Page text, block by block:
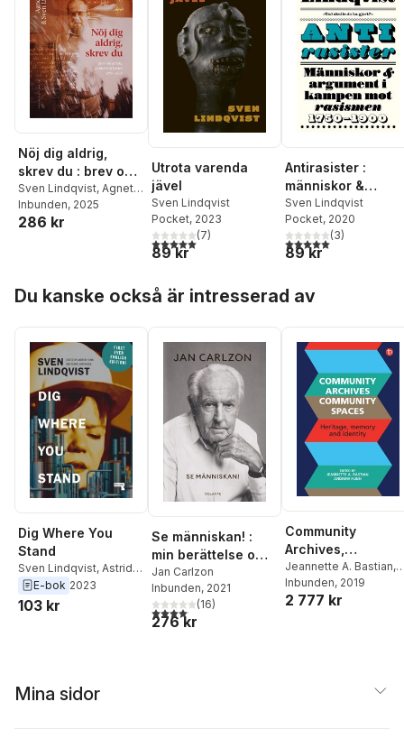
Nöj dig aldrig,
skrev du : brev om
arbete, samhälle
och kärlek 1978-
1986
Sven Lindqvist, Agneta
Stark
Inbunden, 2025
286 kr
Utrota varenda
jävel
Sven Lindqvist
Pocket, 2023
5,0utav 5 stjärnor. Totalt antal röster:
(7)
89 kr
Antirasister :
människor &
argument i
mot rasismen
1900
Sven Lindqvist
Pocket, 2020
5,0utav 5 stjärnor.
(3)
89 kr
Du kanske också är intresserad av
Dig Where You
Stand
Sven Lindqvist, Astrid
von Rosen,Andrew
Flinn
E-bok 2023
103 kr
Se människan! :
min berättelse om
framgång,
besvärliga
personer och
konsten att lyssna
Jan Carlzon
Inbunden, 2021
4,1utav 5 stjärnor. Totalt antal röster:
(16)
276 kr
Community
Archives,
Community
Jeannette A. Bastian,
Andrew Flinn,
Jeannette A. Bastian
Inbunden, 2019
2 777 kr
Mina sidor